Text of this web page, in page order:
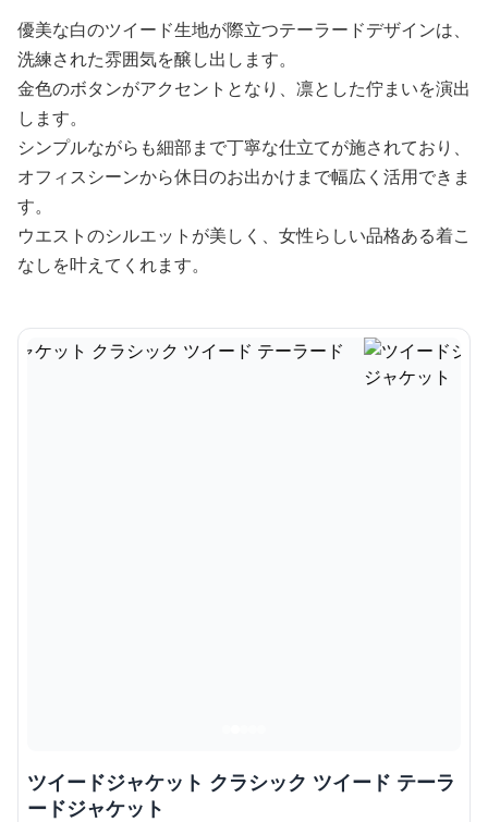
優美な白のツイード生地が際立つテーラードデザインは、
洗練された雰囲気を醸し出します。
金色のボタンがアクセントとなり、凛とした佇まいを演出
します。
シンプルながらも細部まで丁寧な仕立てが施されており、
オフィスシーンから休日のお出かけまで幅広く活用できま
す。
ウエストのシルエットが美しく、女性らしい品格ある着こ
なしを叶えてくれます。
ツイードジャケット クラシック ツイード テーラ
ードジャケット